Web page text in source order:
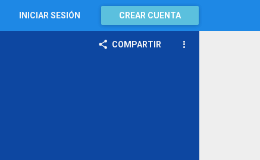
INICIAR SESIÓN CREAR CUENTA
COMPARTIR